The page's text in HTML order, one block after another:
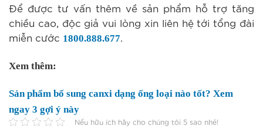
Để được tư vấn thêm về sản phẩm hỗ trợ tăng
chiều cao, độc giả vui lòng xin liên hệ tới tổng đài
miễn cước 1800.888.677
Xem thêm:
Sản phẩm bổ sung canxi dạng ống loại nào tốt? Xem
ngay 3 gợi ý này
Nếu hữu ích hãy cho chúng tôi 5 sao nhé!